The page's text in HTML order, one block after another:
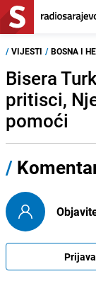
/ VIJESTI / BOSNA I
Bisera
pritisci,
pomoći
/
Prijava